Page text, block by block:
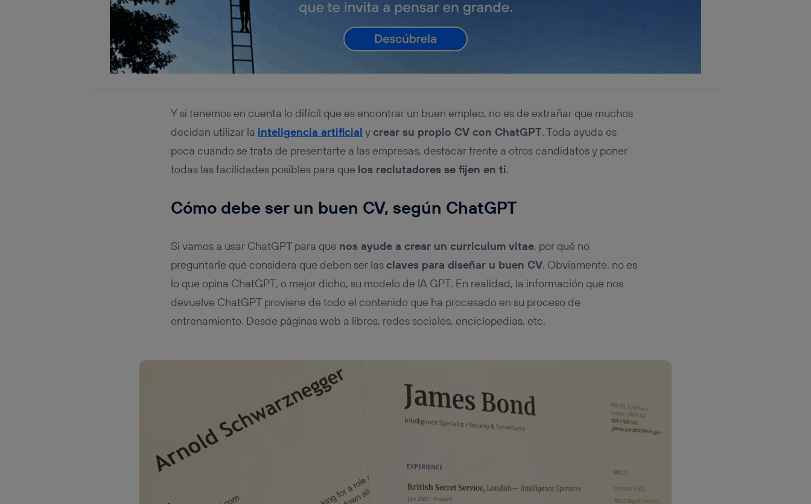
Y si tenemos en cuenta lo difícil que es encontrar un buen empleo, no es de extrañar que muchos
decidan utilizar la inteligencia artificial ycrear su propio CV con ChatGPT. Toda ayuda es
poca cuando se trata de presentarte a las empresas, destacar frente a otros candidatos y poner
todas las facilidades posibles para que los reclutadores se fijen en ti.
Cómo debe ser un buen CV, según ChatGPT
Si vamos a usar ChatGPT para que nos ayude a crear un curriculum vitae, por qué no
preguntarle qué considera que deben ser lasclaves para diseñar u buen CV. Obviamente, no es
lo que opina ChatGPT, o mejor dicho, su modelo de IA GPT. En realidad, la información que nos
devuelve ChatGPT proviene de todo el contenido que ha procesado en su proceso de
entrenamiento. Desde páginas web a libros, redes sociales, enciclopedias, etc.